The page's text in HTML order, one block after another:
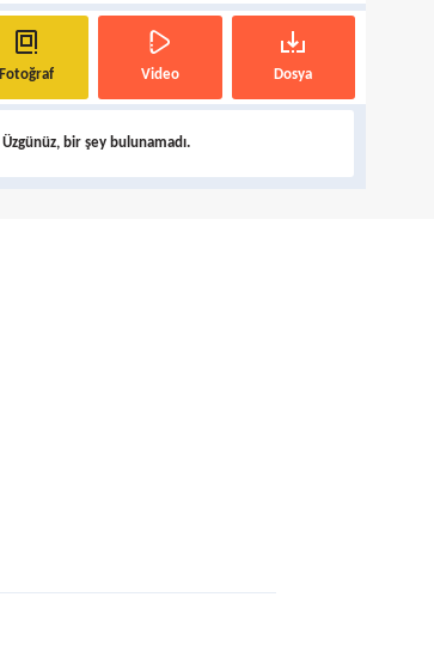
Fotoğraf Video Dosya
Üzgünüz, bir şey bulunamadı.